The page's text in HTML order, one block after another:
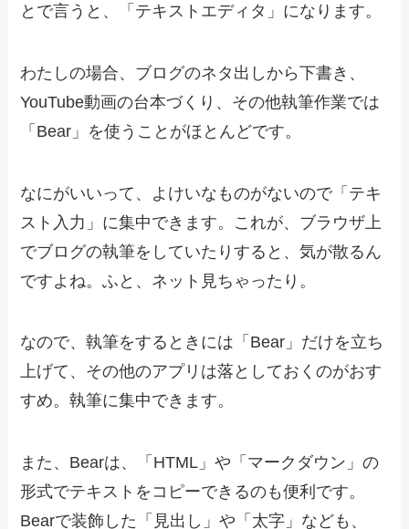
とで言うと、「テキストエディタ」になります。
わたしの場合、ブログのネタ出しから下書き、
YouTube動画の台本づくり、その他執筆作業では
「Bear」を使うことがほとんどです。
なにがいいって、よけいなものがないので「テキ
スト入力」に集中できます。これが、ブラウザ上
でブログの執筆をしていたりすると、気が散るん
ですよね。ふと、ネット見ちゃったり。
なので、執筆をするときには「Bear」だけを立ち
上げて、その他のアプリは落としておくのがおす
すめ。執筆に集中できます。
また、Bearは、「HTML」や「マークダウン」の
形式でテキストをコピーできるのも便利です。
Bearで装飾した「見出し」や「太字」なども、